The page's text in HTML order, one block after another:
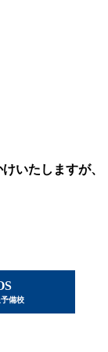
いたしますが、
備校